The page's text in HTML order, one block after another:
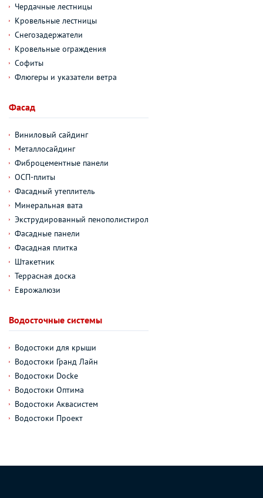
Чердачные лестницы
Кровельные лестницы
Снегозадержатели
Кровельные ограждения
Софиты
Флюгеры и указатели ветра
Фасад
Виниловый сайдинг
Металлосайдинг
Фиброцементные панели
ОСП-плиты
Фасадный утеплитель
Минеральная вата
Экструдированный пенополистирол
Фасадные панели
Фасадная плитка
Штакетник
Террасная доска
Еврожалюзи
Водосточные системы
Водостоки для крыши
Водостоки Гранд Лайн
Водостоки Docke
Водостоки Оптима
Водостоки Аквасистем
Водостоки Проект